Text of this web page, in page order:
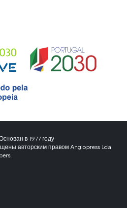
в 1977 году
авторским правом Anglopress Lda